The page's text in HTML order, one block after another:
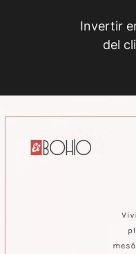
Invertir
del